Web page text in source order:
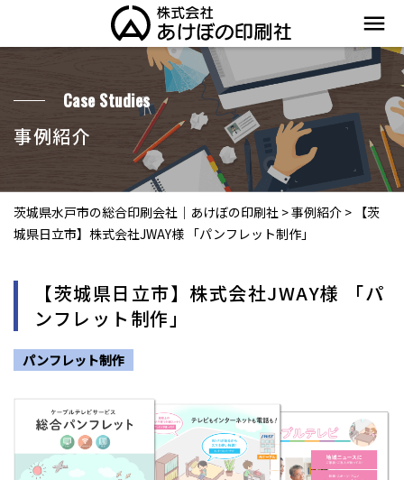
menu
Case Studies
事例紹介
茨城県水戸市の総合印刷会社｜あけぼの印刷社 >事例紹介 > 【茨
城県日立市】株式会社JWAY様 「パンフレット制作」
【茨城県日立市】株式会社JWAY様 「パ
ンフレット制作」
パンフレット制作